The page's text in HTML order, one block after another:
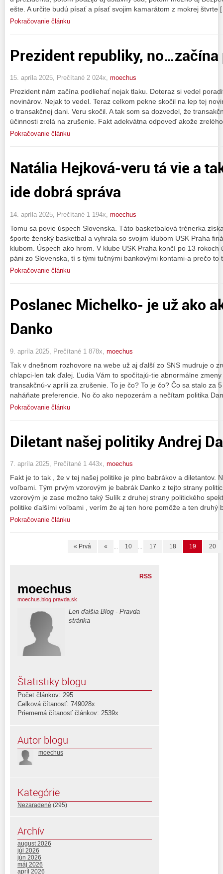
ešte. A určite budú písať a písať svojim kamarátom z mokrej štvrte
Pokračovanie článku
Prezident republiky,
15. apríla 2025, Prečítané 2 024x, moechus
Prezident nám začína podliehať nejak tlaku. Doteraz si vedel
novinárov. Nejak to vedel. Teraz celkom pekne skočil na lep tej
o transakčnej dani. Veru skočil. A tak som sa dozvedel, že
účinnosti zrelá na zrušenie. Fakt adekvátna odpoveď akože
Pokračovanie článku
Natália Hejková-veru tá vie a
ide dobrá správa
14. apríla 2025, Prečítané 1 194x, moechus
Tomu sa povie úspech Slovenska. Táto basketbalová trénerka
športe ženský basketbal a vyhrala so svojim klubom USK Praha
klubom. Úspech ako hrom. V klube USK Praha končí po 13 rokoch
páni zo Slovenska, tí s tými tučnými bankovými kontami-a prečo
Pokračovanie článku
Poslanec Michelko- je už ako
Danko
9. apríla 2025, Prečítané 1 878x, moechus
Tak v dnešnom rozhovore na webe už aj ďalší zo SNS mudruje o
chlapci-len tak ďalej. Ľudia Vám to spočítajú-tie abnormálne
transakčnú-v apríli za zrušenie. To je čo? To je čo? Čo sa stalo za
naháňate preferencie. No čo ako nepozerám a nečítam politika
Pokračovanie článku
Diletant našej politiky Andrej
7. apríla 2025, Prečítané 1 443x, moechus
Fakt je to tak , že v tej našej politike je plno babrákov a diletantov.
voľbami. Tým prvým vzorovým je babrák Danko z tejto strany
vzorovým je zase možno taký Sulík z druhej strany politického
politike ďalšími voľbami , verím že aj ten hore pomôže a ten druhý
Pokračovanie článku
« Prvá « ... 10 ... 17 18 19 20
RSS
moechus
moechus.blog.pravda.sk
Len ďalšia Blog - Pravda
stránka
Štatistiky blogu
Počet článkov: 295
Celková čítanosť: 749028x
Priemerná čítanosť článkov: 2539x
Autor blogu
moechus
Kategórie
Nezaradené (295)
Archív
august 2026
júl 2026
jún 2026
máj 2026
apríl 2026